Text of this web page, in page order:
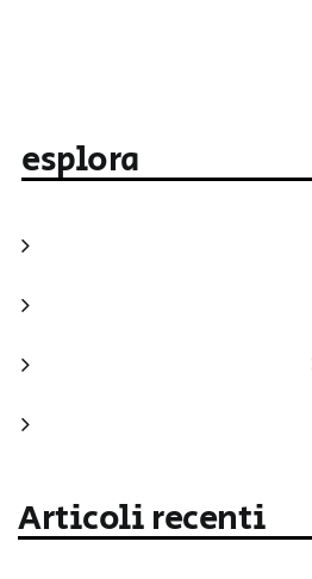
esplora
Articoli recenti